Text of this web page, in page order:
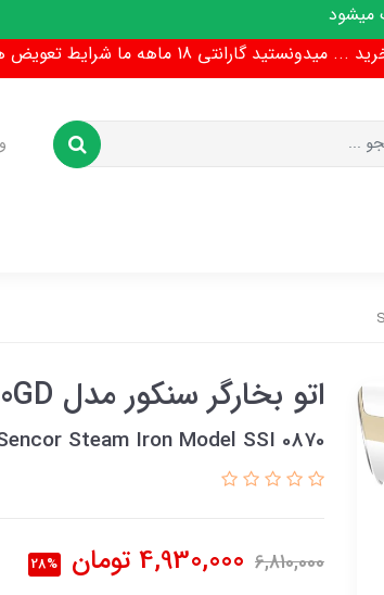
گارانتی 18 ماهه ما شرایط تعویض هم داره !
اتو بخارگر سنکور مدل SSI 0870GD
Steam Iron Model SSI 0870
6,810,000
4,930,000 تومان 28%